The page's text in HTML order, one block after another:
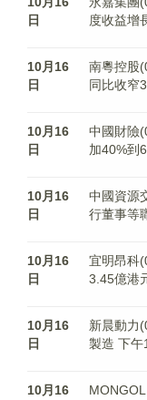
日
度收益增
10月16
日
南粵控股
同比收窄
10月16
日
中國財險
加40%到
10月16
日
中國資源
行董事等
10月16
日
宜明昂科
3.45億港
10月16
日
新晨動力
製造 下午
10月16